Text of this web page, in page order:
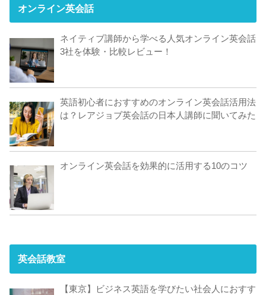
オンライン英会話
ネイティブ講師から学べる人気オンライン英会話
3社を体験・比較レビュー！
英語初心者におすすめのオンライン英会話活用法
は？レアジョブ英会話の日本人講師に聞いてみた
オンライン英会話を効果的に活用する10のコツ
英会話教室
【東京】ビジネス英語を学びたい社会人におすす